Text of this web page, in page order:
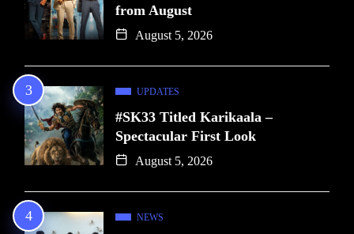
from August
August 5, 2026
UPDATES
#SK33 Titled Karikaala –
Spectacular First Look
August 5, 2026
NEWS